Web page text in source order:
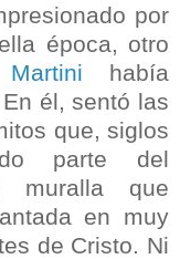
por
época, otro
había
En él, sentó las
que, siglos
parte del
muralla que
en muy
de Cristo. Ni